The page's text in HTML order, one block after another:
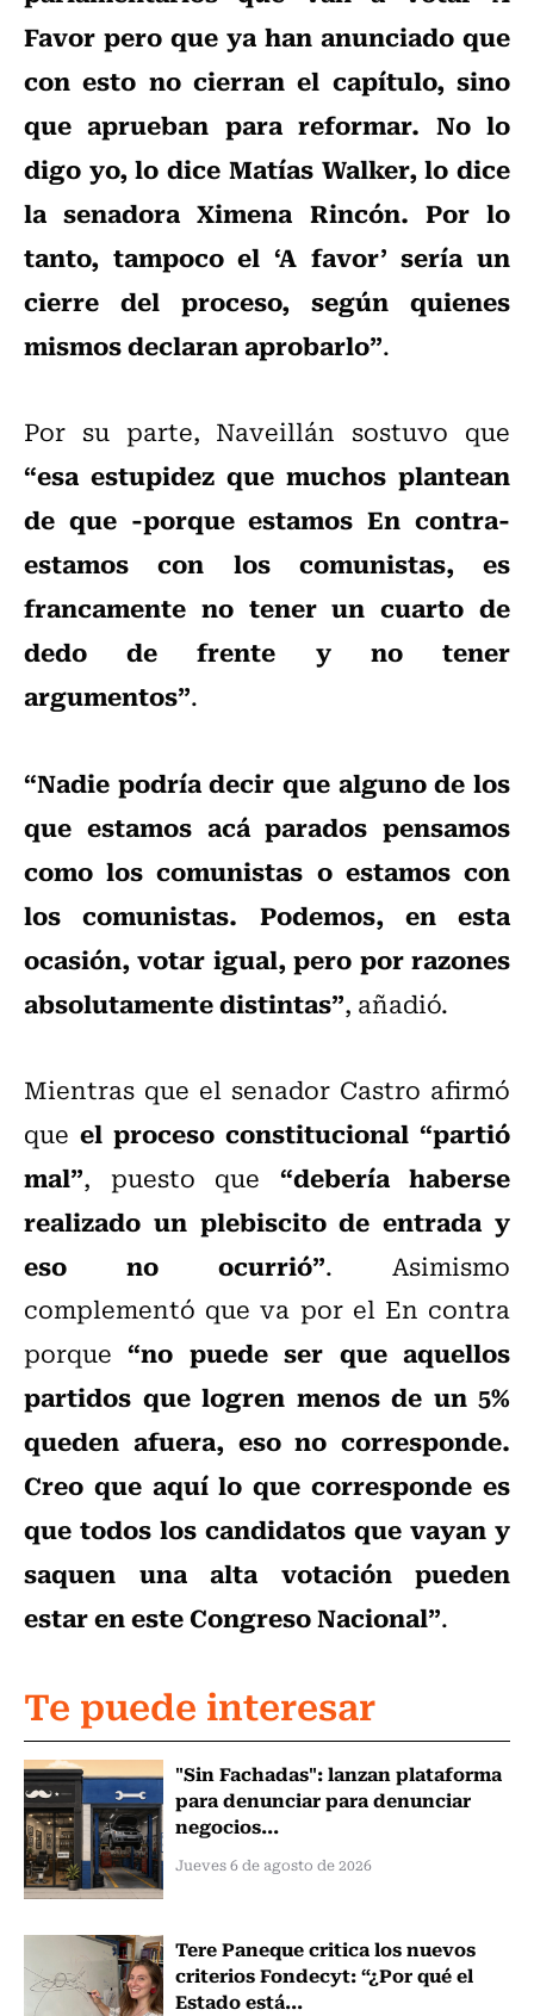
Favor pero que ya han anunciado que
con esto no cierran el capítulo, sino
que aprueban para reformar. No lo
digo yo, lo dice Matías Walker, lo dice
la senadora Ximena Rincón. Por lo
tanto, tampoco el ‘A favor’ sería un
cierre del proceso, según quienes
mismos declaran aprobarlo”.
Por su parte, Naveillán sostuvo que
“esa estupidez que muchos plantean
de que -porque estamos En contra-
estamos con los comunistas, es
francamente no tener un cuarto de
dedo de frente y no tener
argumentos”.
“Nadie podría decir que alguno de los
que estamos acá parados pensamos
como los comunistas o estamos con
los comunistas. Podemos, en esta
ocasión, votar igual, pero por razones
absolutamente distintas”, añadió.
Mientras que el senador Castro afirmó
que el proceso constitucional “partió
mal”, puesto que “debería haberse
realizado un plebiscito de entrada y
eso no ocurrió”. Asimismo
complementó que va por el En contra
porque“no puede ser que aquellos
partidos que logren menos de un 5%
queden afuera, eso no corresponde.
Creo que aquí lo que corresponde es
que todos los candidatos que vayan y
saquen una alta votación pueden
estar en este Congreso Nacional”.
Te puede interesar
"Sin Fachadas": lanzan plataforma
para denunciar para denunciar
negocios...
Jueves 6 de agosto de 2026
Tere Paneque critica los nuevos
criterios Fondecyt: “¿Por qué el
Estado está...